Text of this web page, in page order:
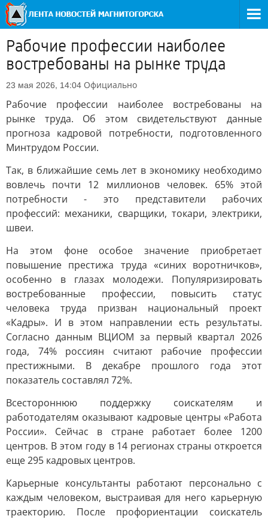
Рабочие профессии наиболее
востребованы на рынке труда
23 мая 2026, 14:04 Официально
Рабочие профессии наиболее востребованы на
рынке труда. Об этом свидетельствуют данные
прогноза кадровой потребности, подготовленного
Минтрудом России.
Так, в ближайшие семь лет в экономику необходимо
вовлечь почти 12 миллионов человек. 65% этой
потребности - это представители рабочих
профессий: механики, сварщики, токари, электрики,
швеи.
На этом фоне особое значение приобретает
повышение престижа труда «синих воротничков»,
особенно в глазах молодежи. Популяризировать
востребованные профессии, повысить статус
человека труда призван национальный проект
«Кадры». И в этом направлении есть результаты.
Согласно данным ВЦИОМ за первый квартал 2026
года, 74% россиян считают рабочие профессии
престижными. В декабре прошлого года этот
показатель составлял 72%.
Всестороннюю поддержку соискателям и
работодателям оказывают кадровые центры «Работа
России». Сейчас в стране работает более 1200
центров. В этом году в 14 регионах страны откроется
еще 295 кадровых центров.
Карьерные консультанты работают персонально с
каждым человеком, выстраивая для него карьерную
траекторию. После профориентации соискатель